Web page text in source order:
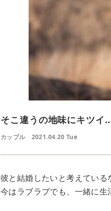
そこ違うの地味にキツイ
カップル 2021.04.20 Tue
彼と結婚したいと考えている
今はラブラブでも、一緒に